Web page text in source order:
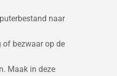
naar
of bezwaar op de
Maak in deze